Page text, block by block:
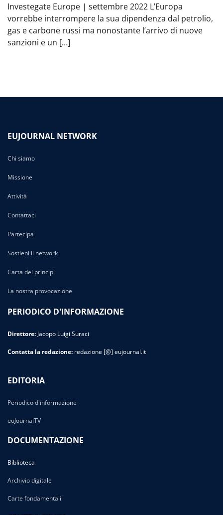
Investegate Europe | settembre 2022 L’Europa
vorrebbe interrompere la sua dipendenza dal petrolio,
gas e carbone russi ma nonostante l’arrivo di nuove
sanzioni e un […]
EUJOURNAL NETWORK
Chi siamo
Missione
Attività
Contattaci
Partecipa
Sostieni il network
Carta dei principi
La nostra provocazione
PERIODICO D'INFORMAZIONE
Direttore: Jacopo Luigi Suraci
Contatta la redazione: redazione [@] eujournal.it
EDITORIA
Periodico d'informazione
euJournalTV
DOCUMENTAZIONE
Biblioteca
Archivio digitale
Carte fondamentali